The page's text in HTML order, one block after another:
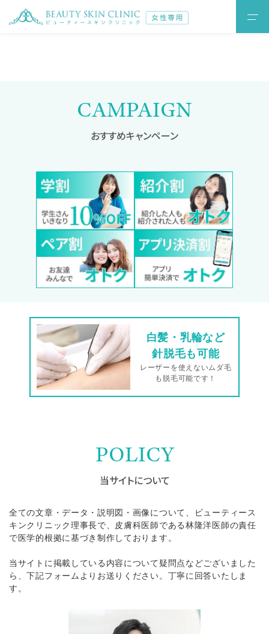
CAMPAIGN
おすすめキャンペーン
白髪・乳輪など
針脱毛も可能
レーザーを使えないムダ毛
も脱毛可能です！
POLICY
当サイトについて
全ての文章・データ・説明図・画像について、ビューティース
キンクリニック理事長で、皮膚科医師である林隆洋医師の責任
で医学的根拠に基づき制作しております。
当サイトに掲載している内容について疑問点などございました
ら、下記フォームよりお送りください。丁寧に回答いたしま
す。